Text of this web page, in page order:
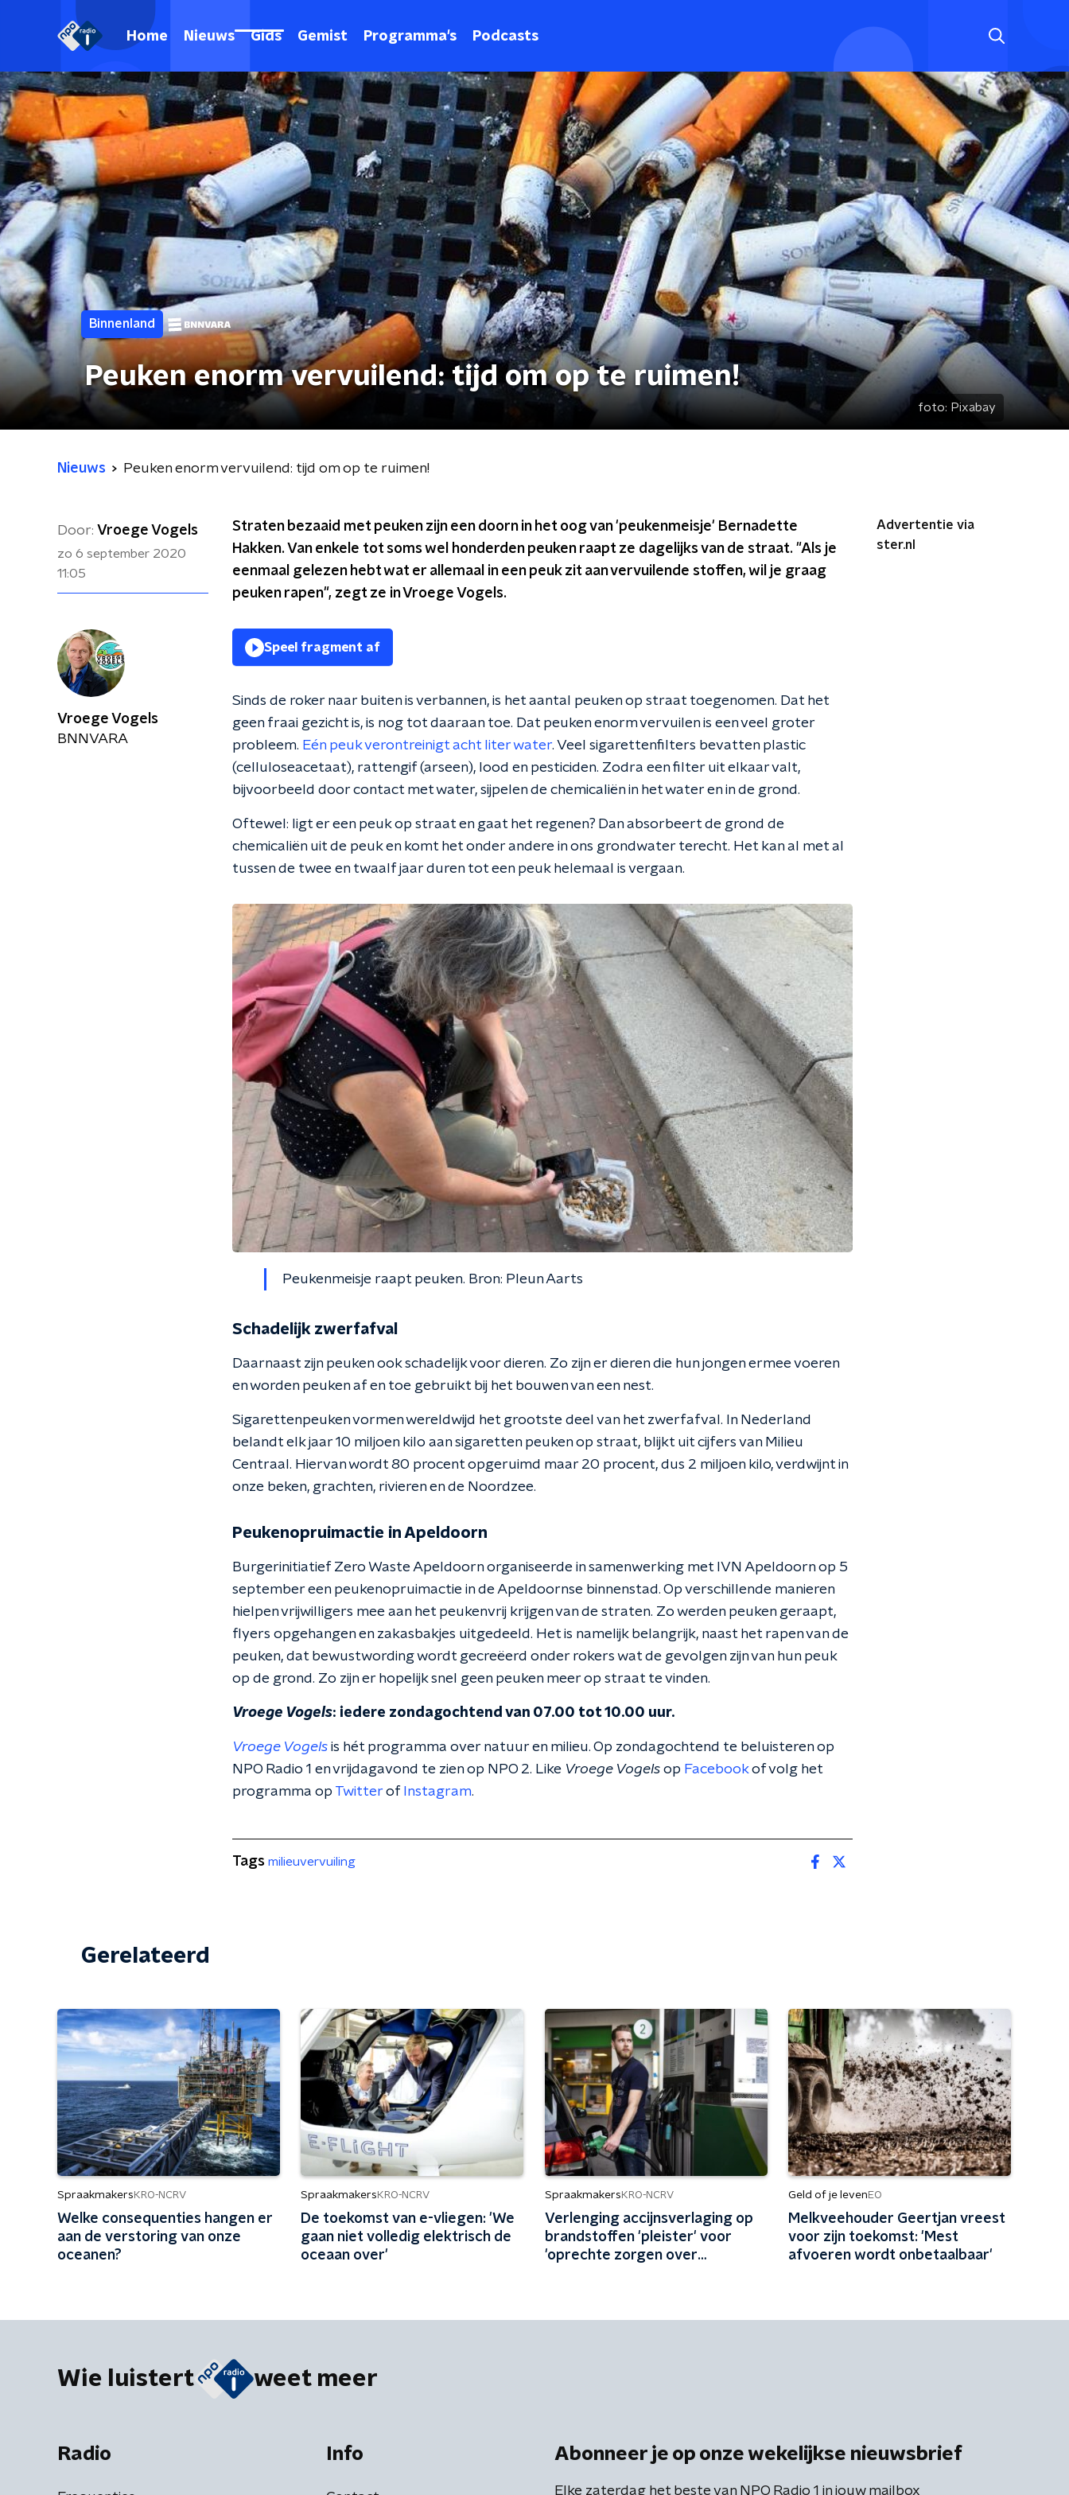
Home Nieuws Gids Gemist Programma's Podcasts
Binnenland
Peuken enorm vervuilend: tijd om op te ruimen!
foto: Pixabay
Nieuws Peuken enorm vervuilend: tijd om op te ruimen!
Door: Vroege Vogels
zo 6 september 2020
11:05
Straten bezaaid met peuken zijn een doorn in het oog van 'peukenmeisje' Bernadette
Hakken. Van enkele tot soms wel honderden peuken raapt ze dagelijks van de straat. "Als je
eenmaal gelezen hebt wat er allemaal in een peuk zit aan vervuilende stoffen, wil je graag
peuken rapen", zegt ze in Vroege Vogels.
Speel fragment af
Sinds de roker naar buiten is verbannen, is het aantal peuken op straat toegenomen. Dat het
geen fraai gezicht is, is nog tot daaraan toe. Dat peuken enorm vervuilen is een veel groter
probleem. Eén peuk verontreinigt acht liter water. Veel sigarettenfilters bevatten plastic
(celluloseacetaat), rattengif (arseen), lood en pesticiden. Zodra een filter uit elkaar valt,
bijvoorbeeld door contact met water, sijpelen de chemicaliën in het water en in de grond.
Oftewel: ligt er een peuk op straat en gaat het regenen? Dan absorbeert de grond de
chemicaliën uit de peuk en komt het onder andere in ons grondwater terecht. Het kan al met al
tussen de twee en twaalf jaar duren tot een peuk helemaal is vergaan.
Peukenmeisje raapt peuken. Bron: Pleun Aarts
Schadelijk zwerfafval
Daarnaast zijn peuken ook schadelijk voor dieren. Zo zijn er dieren die hun jongen ermee voeren
en worden peuken af en toe gebruikt bij het bouwen van een nest.
Sigarettenpeuken vormen wereldwijd het grootste deel van het zwerfafval. In Nederland
belandt elk jaar 10 miljoen kilo aan sigaretten peuken op straat, blijkt uit cijfers van Milieu
Centraal. Hiervan wordt 80 procent opgeruimd maar 20 procent, dus 2 miljoen kilo, verdwijnt in
onze beken, grachten, rivieren en de Noordzee.
Peukenopruimactie in Apeldoorn
Burgerinitiatief Zero Waste Apeldoorn organiseerde in samenwerking met IVN Apeldoorn op 5
september een peukenopruimactie in de Apeldoornse binnenstad. Op verschillende manieren
hielpen vrijwilligers mee aan het peukenvrij krijgen van de straten. Zo werden peuken geraapt,
flyers opgehangen en zakasbakjes uitgedeeld. Het is namelijk belangrijk, naast het rapen van de
peuken, dat bewustwording wordt gecreëerd onder rokers wat de gevolgen zijn van hun peuk
op de grond. Zo zijn er hopelijk snel geen peuken meer op straat te vinden.
Vroege Vogels: iedere zondagochtend van 07.00 tot 10.00 uur.
Vroege Vogels is hét programma over natuur en milieu. Op zondagochtend te beluisteren op
NPO Radio 1 en vrijdagavond te zien op NPO 2. Like Vroege Vogels op Facebookof volg het
programma op Twitter of Instagram.
Advertentie via
ster.nl
Vroege Vogels
BNNVARA
Tags milieuvervuiling
Gerelateerd
Spraakmakers KRO-NCRV
Welke consequenties hangen er
aan de verstoring van onze
oceanen?
Spraakmakers KRO-NCRV
De toekomst van e-vliegen: 'We
gaan niet volledig elektrisch de
oceaan over'
Spraakmakers KRO-NCRV
Verlenging accijnsverlaging op
brandstoffen 'pleister' voor
'oprechte zorgen over
Geld of je leven EO
Melkveehouder Geertjan vreest
voor zijn toekomst: 'Mest
afvoeren wordt onbetaalbaar'
Wie luistert weet meer
Radio Info Abonneer je op onze wekelijkse nieuwsbrief
Elke zaterdag het beste van NPO Radio 1 in jouw mailbox